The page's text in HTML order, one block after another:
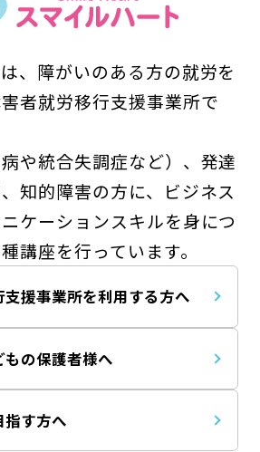
、障がいのある方の就労を
者就労移行支援事業所で
や統合失調症など）、発達
知的障害の方に、ビジネス
ケーションスキルを身につ
講座を行っています。
援事業所を利用する方へ
の保護者様へ
す方へ